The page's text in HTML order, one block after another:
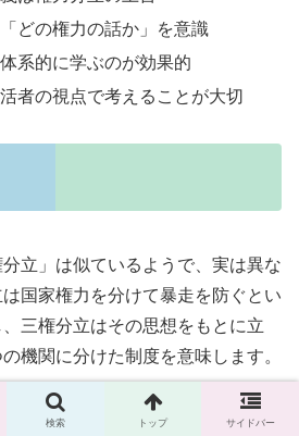
どの権力の話か」を意識
系的に学ぶのが効果的
者の視点で考えることが大切
分立」は似ているようで、実は異な
国家権力を分けて暴走を防ぐとい
三権分立はその思想をもとに立
機関に分けた制度を意味します。
力の集中を防ぎ、国民の自由と権
検索 トップ サイドバー